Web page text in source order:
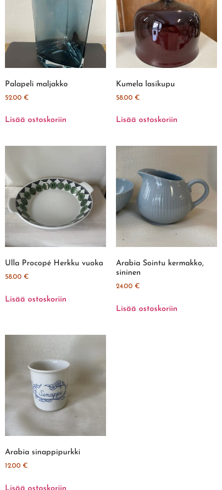
Palapeli maljakko
52.00 €
Lisää ostoskoriin
Kumela lasikupu
58.00 €
Lisää ostoskoriin
Ulla Procopé Herkku vuoka
58.00 €
Lisää ostoskoriin
Arabia Sointu kermakko,
sininen
24.00 €
Lisää ostoskoriin
Arabia sinappipurkki
12.00 €